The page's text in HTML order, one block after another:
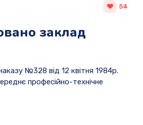
54
заклад
№328 від 12 квітня 1984р.
професійно-технічне